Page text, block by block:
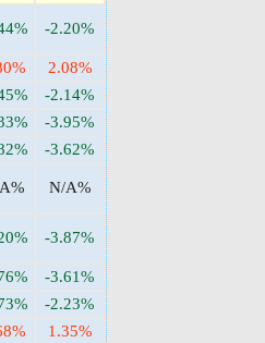
-2.20%
2.08%
-2.14%
-3.95%
-3.62%
N/A%
-3.87%
-3.61%
-2.23%
1.35%